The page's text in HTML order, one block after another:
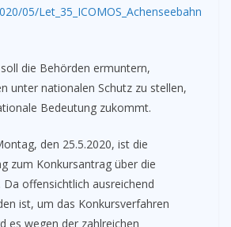
05/Let_35_ICOMOS_Achenseebahn
die Behörden ermuntern,
unter nationalen Schutz zu stellen,
Bedeutung zukommt.
den 25.5.2020, ist die
zum Konkursantrag über die
Da offensichtlich ausreichend
ist, um das Konkursverfahren
es wegen der zahlreichen